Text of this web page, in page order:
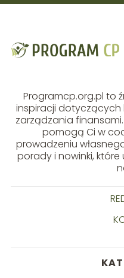
Programcp.org.pl to
inspiracji
zarządzania
pomogą Ci w
prowadzeniu
porady i nowinki, które